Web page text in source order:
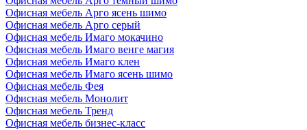
Офисная мебель Арго ясень шимо
Офисная мебель Арго серый
Офисная мебель Имаго мокачино
Офисная мебель Имаго венге магия
Офисная мебель Имаго клен
Офисная мебель Имаго ясень шимо
Офисная мебель Фея
Офисная мебель Монолит
Офисная мебель Тренд
Офисная мебель бизнес-класс